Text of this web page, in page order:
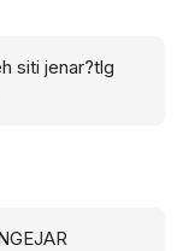
siti jenar?tlg